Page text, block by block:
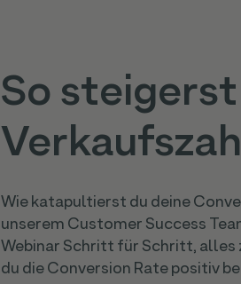
So
Wie katapultierst du deine
unserem Customer Success
Webinar Schritt für Schritt, alles
du die Conversion Rate positiv